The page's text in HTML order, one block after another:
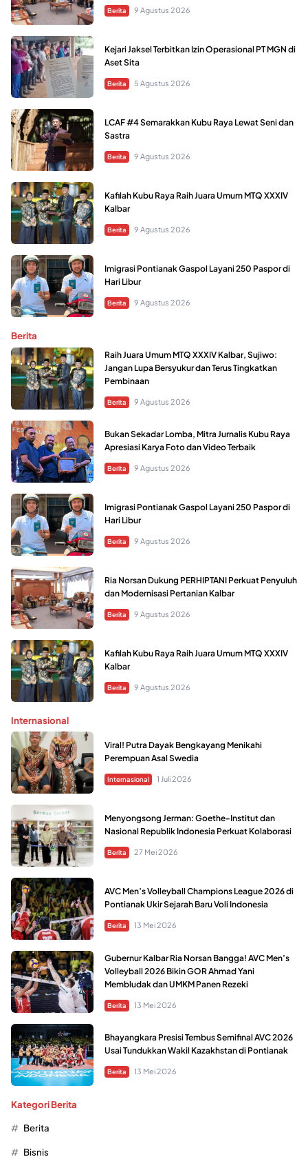
Berita 9 Agustus 2026
Kejari Jaksel Terbitkan Izin Operasional PT MGN di
Aset Sita
Berita 5 Agustus 2026
LCAF #4 Semarakkan Kubu Raya Lewat Seni dan
Sastra
Berita 9 Agustus 2026
Kafilah Kubu Raya Raih Juara Umum MTQ XXXIV
Kalbar
Berita 9 Agustus 2026
Imigrasi Pontianak Gaspol Layani 250 Paspor di
Hari Libur
Berita 9 Agustus 2026
Berita
Raih Juara Umum MTQ XXXIV Kalbar, Sujiwo:
Jangan Lupa Bersyukur dan Terus Tingkatkan
Pembinaan
Berita 9 Agustus 2026
Bukan Sekadar Lomba, Mitra Jurnalis Kubu Raya
Apresiasi Karya Foto dan Video Terbaik
Berita 9 Agustus 2026
Imigrasi Pontianak Gaspol Layani 250 Paspor di
Hari Libur
Berita 9 Agustus 2026
Ria Norsan Dukung PERHIPTANI Perkuat Penyuluh
dan Modernisasi Pertanian Kalbar
Berita 9 Agustus 2026
Kafilah Kubu Raya Raih Juara Umum MTQ XXXIV
Kalbar
Berita 9 Agustus 2026
Internasional
Viral! Putra Dayak Bengkayang Menikahi
Perempuan Asal Swedia
Internasional 1 Juli 2026
Menyongsong Jerman: Goethe-Institut dan
Nasional Republik Indonesia Perkuat Kolaborasi
Berita 27 Mei 2026
AVC Men’s Volleyball Champions League 2026 di
Pontianak Ukir Sejarah Baru Voli Indonesia
Berita 13 Mei 2026
Gubernur Kalbar Ria Norsan Bangga! AVC Men’s
Volleyball 2026 Bikin GOR Ahmad Yani
Membludak dan UMKM Panen Rezeki
Berita 13 Mei 2026
Bhayangkara Presisi Tembus Semifinal AVC 2026
Usai Tundukkan Wakil Kazakhstan di Pontianak
Berita 13 Mei 2026
Kategori Berita
Berita
Bisnis